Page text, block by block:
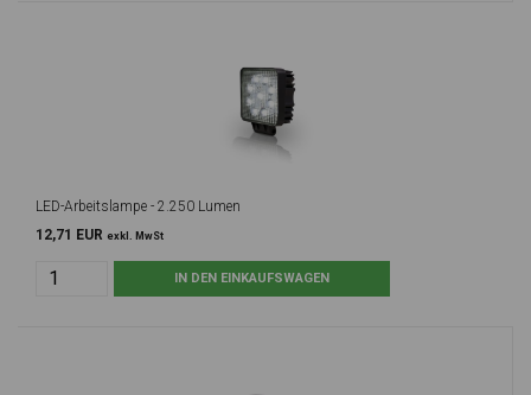
LED-Arbeitslampe - 2.250 Lumen
12,71 EUR exkl. MwSt